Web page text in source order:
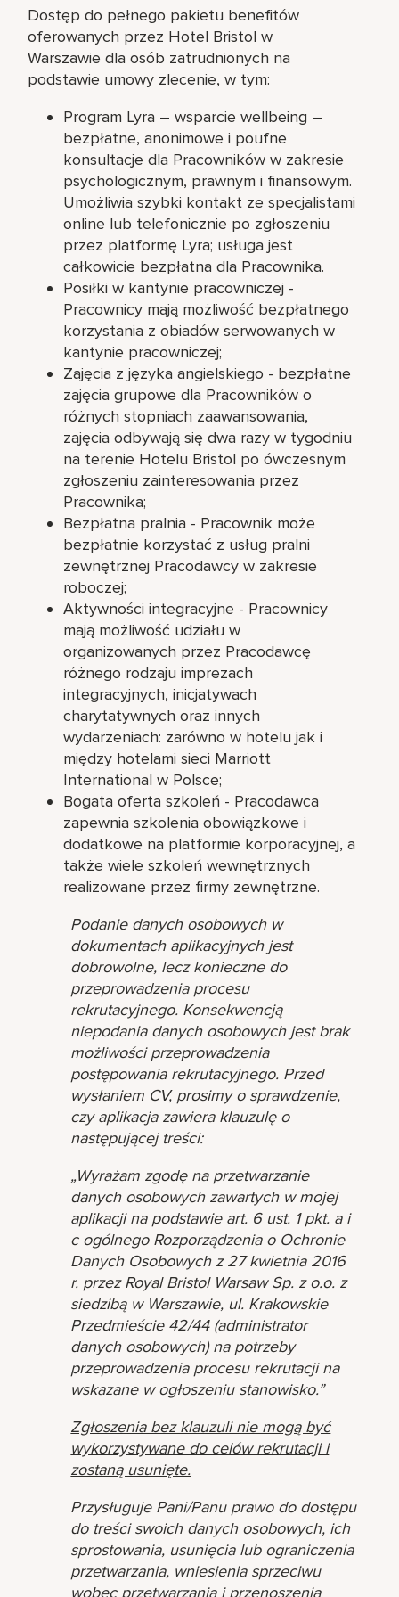
Dostęp do pełnego pakietu benefitów
oferowanych przez Hotel Bristol w
Warszawie dla osób zatrudnionych na
podstawie umowy zlecenie, w tym:
Program Lyra – wsparcie wellbeing –
bezpłatne, anonimowe i poufne
konsultacje dla Pracowników w zakresie
psychologicznym, prawnym i finansowym.
Umożliwia szybki kontakt ze specjalistami
online lub telefonicznie po zgłoszeniu
przez platformę Lyra; usługa jest
całkowicie bezpłatna dla Pracownika.
Posiłki w kantynie pracowniczej -
Pracownicy mają możliwość bezpłatnego
korzystania z obiadów serwowanych w
kantynie pracowniczej;
Zajęcia z języka angielskiego - bezpłatne
zajęcia grupowe dla Pracowników o
różnych stopniach zaawansowania,
zajęcia odbywają się dwa razy w tygodniu
na terenie Hotelu Bristol po ówczesnym
zgłoszeniu zainteresowania przez
Pracownika;
Bezpłatna pralnia - Pracownik może
bezpłatnie korzystać z usług pralni
zewnętrznej Pracodawcy w zakresie
roboczej;
Aktywności integracyjne - Pracownicy
mają możliwość udziału w
organizowanych przez Pracodawcę
różnego rodzaju imprezach
integracyjnych, inicjatywach
charytatywnych oraz innych
wydarzeniach: zarówno w hotelu jak i
między hotelami sieci Marriott
International w Polsce;
Bogata oferta szkoleń - Pracodawca
zapewnia szkolenia obowiązkowe i
dodatkowe na platformie korporacyjnej, a
także wiele szkoleń wewnętrznych
realizowane przez firmy zewnętrzne.
Podanie danych osobowych w
dokumentach aplikacyjnych jest
dobrowolne, lecz konieczne do
przeprowadzenia procesu
rekrutacyjnego. Konsekwencją
niepodania danych osobowych jest brak
możliwości przeprowadzenia
postępowania rekrutacyjnego. Przed
wysłaniem CV, prosimy o sprawdzenie,
czy aplikacja zawiera klauzulę o
następującej treści:
„Wyrażam zgodę na przetwarzanie
danych osobowych zawartych w mojej
aplikacji na podstawie art. 6 ust. 1 pkt. a i
c ogólnego Rozporządzenia o Ochronie
Danych Osobowych z 27 kwietnia 2016
r. przez Royal Bristol Warsaw Sp. z o.o. z
siedzibą w Warszawie, ul. Krakowskie
Przedmieście 42/44 (administrator
danych osobowych) na potrzeby
przeprowadzenia procesu rekrutacji na
wskazane w ogłoszeniu stanowisko.”
Zgłoszenia bez klauzuli nie mogą być
wykorzystywane do celów rekrutacji i
zostaną usunięte.
Przysługuje Pani/Panu prawo do dostępu
do treści swoich danych osobowych, ich
sprostowania, usunięcia lub ograniczenia
przetwarzania, wniesienia sprzeciwu
wobec przetwarzania i przenoszenia